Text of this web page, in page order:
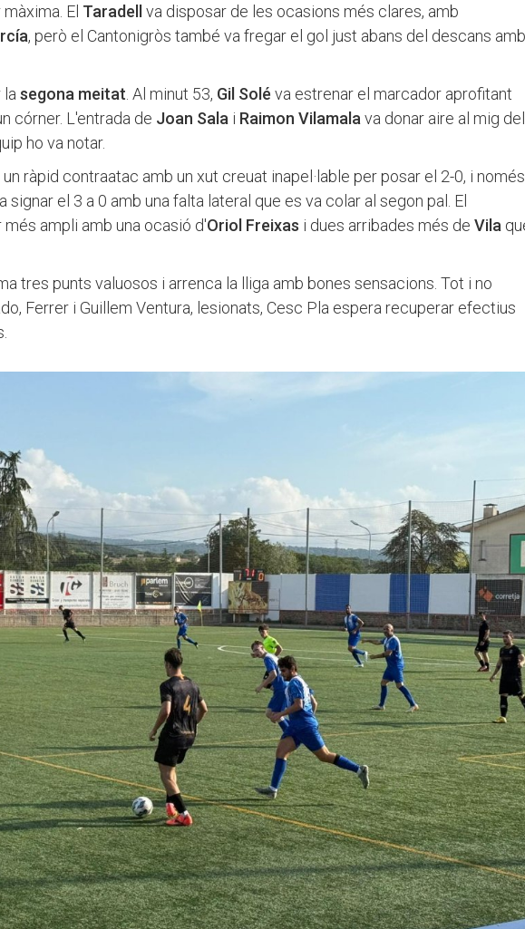
El Taradellva disposar de les ocasions més clares, amb
, però el Cantonigròs també va fregar el gol just abans del descans amb
la segona meitat . Al minut 53, Gil Solé va estrenar el marcador aprofitant
córner. L'entrada de Joan Sala i Raimon Vilamala va donar aire al mig del
ho va notar.
ràpid contraatac amb un xut creuat inapel·lable per posar el 2-0, i només
signar el 3 a 0 amb una falta lateral que es va colar al segon pal. El
ampli amb una ocasió d'Oriol Freixas i dues arribades més de Vila
tres punts valuosos i arrenca la lliga amb bones sensacions. Tot i no
Ferrer i Guillem Ventura, lesionats, Cesc Pla espera recuperar efectius